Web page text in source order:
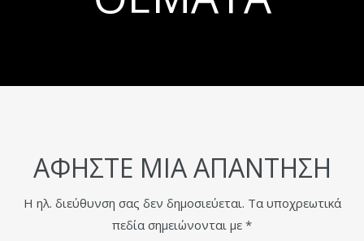
ΑΦΉΣΤΕ ΜΙΑ ΑΠΆΝΤΗΣΗ
Η ηλ. διεύθυνση σας δεν δημοσιεύεται. Τα υποχρεωτικά
πεδία σημειώνονται με *